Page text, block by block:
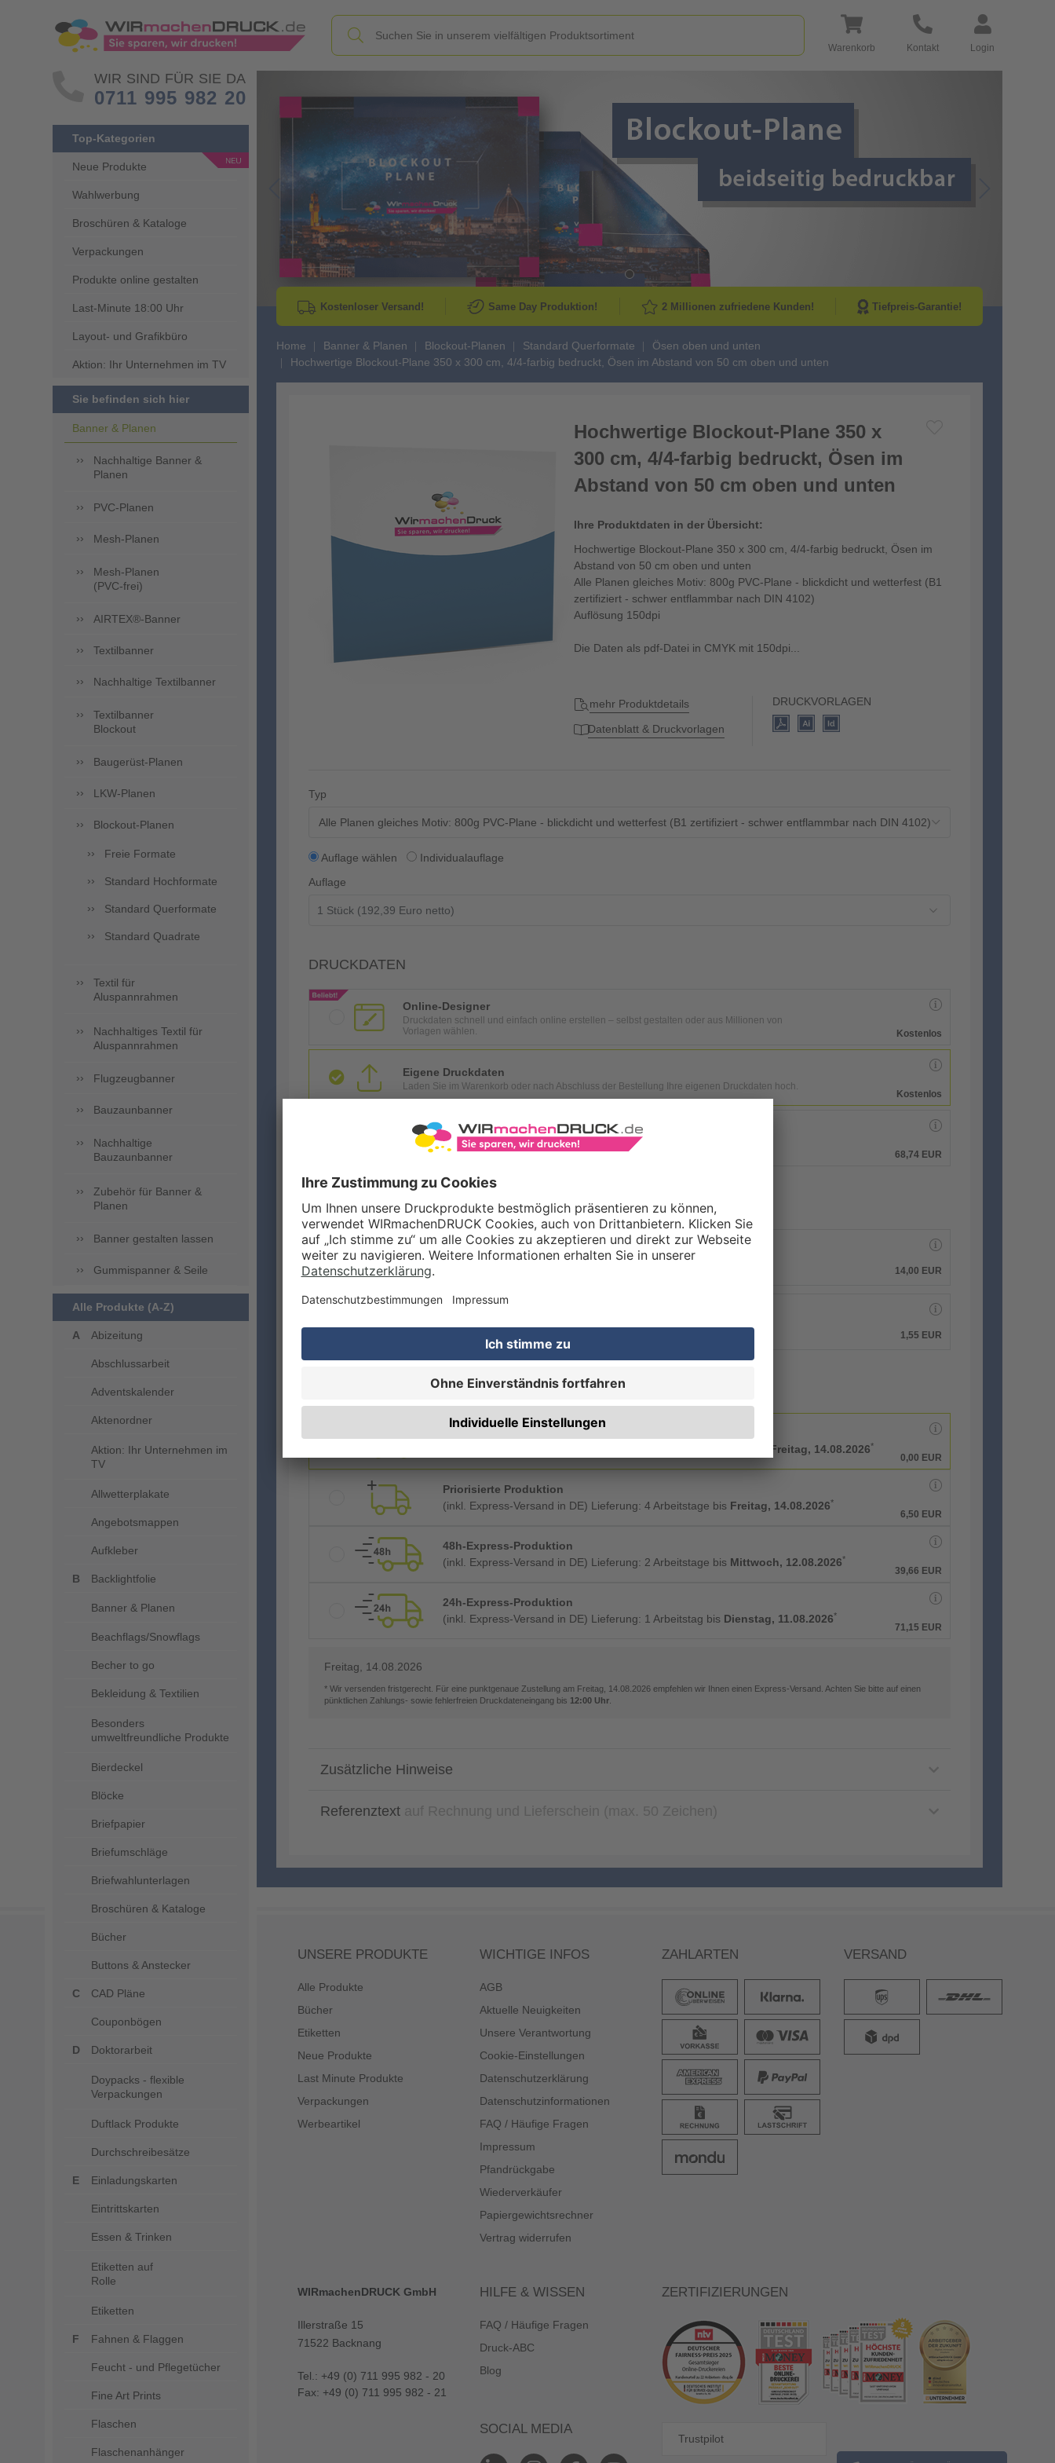
Warenkorb Kontakt Login
WIR SIND FÜR SIE DA
0711 995 982 20
Top-Kategorien
Neue Produkte
Wahlwerbung
Broschüren & Kataloge
Verpackungen
Produkte online gestalten
Last-Minute 18:00 Uhr
Layout- und Grafikbüro
Aktion: Ihr Unternehmen im TV
Sie befinden sich hier
Banner & Planen
Nachhaltige Banner &
Planen
PVC-Planen
Mesh-Planen
Mesh-Planen
(PVC-frei)
AIRTEX®-Banner
Textilbanner
Nachhaltige Textilbanner
Textilbanner
Blockout
Baugerüst-Planen
LKW-Planen
Blockout-Planen
Freie Formate
Standard Hochformate
Standard Querformate
Standard Quadrate
Textil für
Aluspannrahmen
Nachhaltiges Textil für
Aluspannrahmen
Flugzeugbanner
Bauzaunbanner
Nachhaltige
Bauzaunbanner
Zubehör für Banner &
Planen
Banner gestalten lassen
Gummispanner & Seile
Alle Produkte (A-Z)
Abizeitung
Abschlussarbeit
Adventskalender
Aktenordner
Aktion: Ihr Unternehmen im
TV
Allwetterplakate
Angebotsmappen
Aufkleber
Backlightfolie
Banner & Planen
Beachflags/Snowflags
Becher to go
Bekleidung & Textilien
Besonders
umweltfreundliche Produkte
Bierdeckel
Blöcke
Briefpapier
Briefumschläge
Briefwahlunterlagen
Broschüren & Kataloge
Bücher
Buttons & Anstecker
CAD Pläne
Couponbögen
Doktorarbeit
Doypacks - flexible
Verpackungen
Duftlack Produkte
Durchschreibesätze
Einladungskarten
Eintrittskarten
Essen & Trinken
Etiketten auf
Rolle
Etiketten
Fahnen & Flaggen
Feucht - und Pflegetücher
Fine Art Prints
Flaschen
Flaschenanhänger
Go to Previous Slide
Kostenloser Versand! Same Day Produktion! 2 Millionen zufriedene Kunden! Tiefpreis-Garantie!
Home Banner & Planen Blockout-Planen Standard Querformate
Ösen oben und unten
Hochwertige Blockout-Plane 350 x 300 cm, 4/4-farbig bedruckt, Ösen im Abstand von 50 cm oben und unten
Hochwertige Blockout-Plane 350 x
300 cm, 4/4-farbig bedruckt, Ösen im
Abstand von 50 cm oben und unten
Ihre Produktdaten in der Übersicht:
Hochwertige Blockout-Plane 350 x 300 cm, 4/4-farbig bedruckt, Ösen im
Abstand von 50 cm oben und unten
Alle Planen gleiches Motiv: 800g PVC-Plane - blickdicht und wetterfest (B1
zertifiziert - schwer entflammbar nach DIN 4102)
Auflösung 150dpi
Die Daten als pdf-Datei in CMYK mit 150dpi...
mehr Produktdetails
Datenblatt & Druckvorlagen
DRUCKVORLAGEN
Typ
Alle Planen gleiches Motiv: 800g PVC-Plane - blickdicht und wetterfest (B1 zertifiziert - schwer entflammbar nach DIN 4102)
Auflage wählen
Individualauflage
Auflage
DRUCKDATEN
Online-Designer
Druckdaten schnell und einfach online erstellen – selbst gestalten oder aus Millionen von
Vorlagen wählen.
Kostenlos
Eigene Druckdaten
Laden Sie im Warenkorb oder nach Abschluss der Bestellung Ihre eigenen Druckdaten hoch.
Kostenlos
Gestaltungsservice
Unser Kreativteam gestaltet Druckdaten, Logos etc. nach Ihren Wünschen.
68,74 EUR
ZUSATZOPTIONEN
Qualitätskontrolle (von Experten empf.)
14,00 EUR
1,55 EUR
Freitag, 14.08.2026*
0,00 EUR
Priorisierte Produktion
(inkl. Express-Versand in DE) Lieferung: 4 Arbeitstage bis Freitag, 14.08.2026*
6,50 EUR
48h-Express-Produktion
(inkl. Express-Versand in DE) Lieferung: 2 Arbeitstage bis Mittwoch, 12.08.2026*
39,66 EUR
24h-Express-Produktion
(inkl. Express-Versand in DE) Lieferung: 1 Arbeitstag bis Dienstag, 11.08.2026*
71,15 EUR
Freitag, 14.08.2026
* Wir versenden fristgerecht. Für eine punktgenaue Zustellung am Freitag, 14.08.2026 empfehlen wir Ihnen einen Express-Versand. Achten Sie bitte auf einen
pünktlichen Zahlungs- sowie fehlerfreien Druckdateneingang bis 12:00 Uhr
Zusätzliche Hinweise
Referenztext
UNSERE PRODUKTE
Alle Produkte
Bücher
Etiketten
Neue Produkte
Last Minute Produkte
Verpackungen
Werbeartikel
WICHTIGE INFOS
AGB
Aktuelle Neuigkeiten
Unsere Verantwortung
Cookie-Einstellungen
Datenschutzerklärung
Datenschutzinformationen
FAQ / Häufige Fragen
Impressum
Pfandrückgabe
Wiederverkäufer
Papiergewichtsrechner
Vertrag widerrufen
ZAHLARTEN VERSAND
WIRmachenDRUCK GmbH
Illerstraße 15
71522 Backnang
Tel.: +49 (0) 711 995 982 - 20
Fax: +49 (0) 711 995 982 - 21
HILFE & WISSEN
FAQ / Häufige Fragen
Druck-ABC
Blog
SOCIAL MEDIA
ZERTIFIZIERUNGEN
Trustpilot